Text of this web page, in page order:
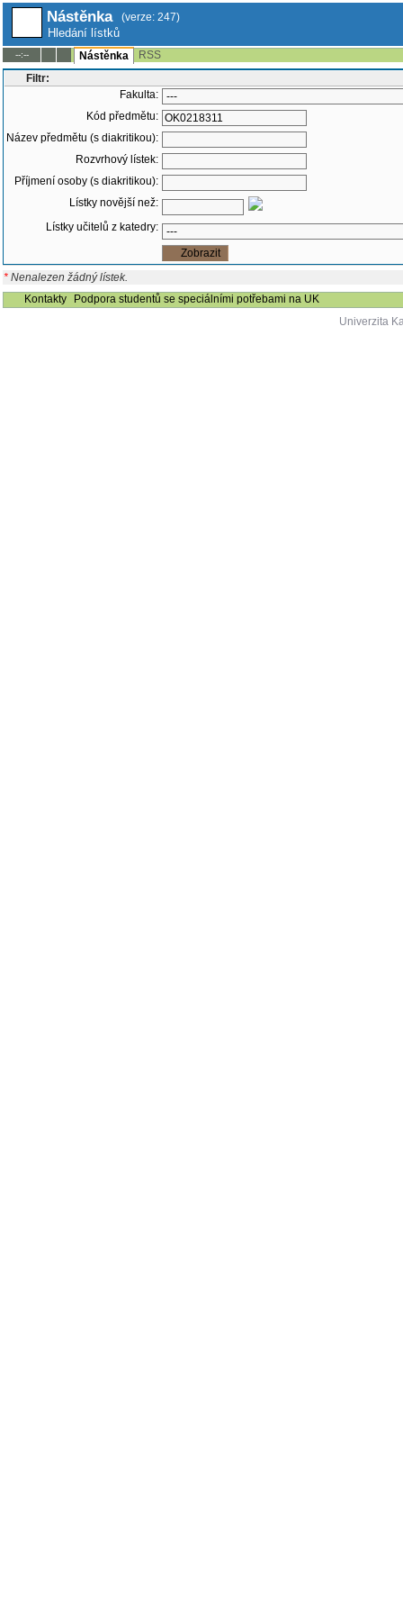
Nástěnka (verze: 247)
Hledání lístků
--:-- Nástěnka
RSS
Filtr:
Fakulta:
Kód předmětu:
Název předmětu (s diakritikou):
Rozvrhový lístek:
Příjmení osoby (s diakritikou):
Lístky novější než:
Lístky učitelů z katedry:
* Nenalezen žádný lístek.
Kontakty
Podpora studentů se speciálními potřebami na UK
Univerzita